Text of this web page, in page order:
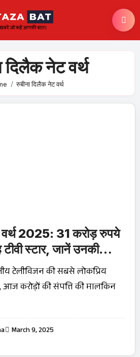
दिलैक नेट वर्थ
रुबीना दिलैक नेट वर्थ
वर्थ 2025: 31 करोड़ रुपये
स्टार, जानें उनकी
आज करोड़ों की संपत्ति की मालकिन
March 9, 2025